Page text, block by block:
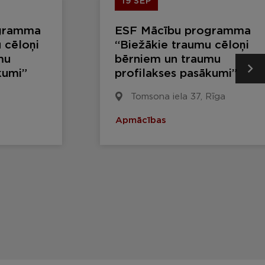
cēloņi
ESF Mācību programma
“Biežākie traumu cēloņi
bērniem un traumu
profilakses pasākumi”
Tomsona iela 37, Rīga
Apmācības